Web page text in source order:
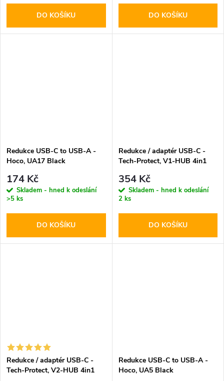
DO KOŠÍKU DO KOŠÍKU
Redukce USB-C to USB-A -
Hoco, UA17 Black
174 Kč
Skladem - hned k odeslání
>5 ks
DO KOŠÍKU
Redukce / adaptér USB-C -
Tech-Protect, V1-HUB 4in1
354 Kč
Skladem - hned k odeslání
2 ks
DO KOŠÍKU
Redukce / adaptér USB-C -
Tech-Protect, V2-HUB 4in1
Redukce USB-C to USB-A -
Hoco, UA5 Black